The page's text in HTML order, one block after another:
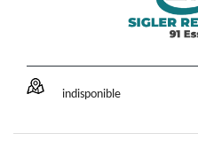
indisponible